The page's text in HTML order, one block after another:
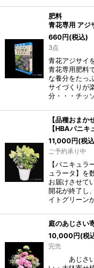
肥料
青花専用 アジ
660円(税込)
3点
青花アジサイ
青花専用肥料
な養分をたっ
サイづくりが
分・・・チ
【品種おまか
【HBAパニ
11,000円(税
ご予約承り中
【パニキュ
ュラータ】を
お届けさせて
開花が終了し
イトグリーン
庭のあじさい
10,000円(税
完売
あじさいの